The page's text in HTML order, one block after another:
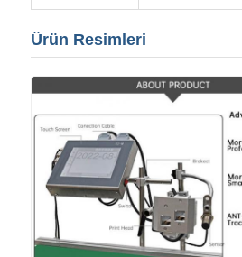
Ürün Resimleri